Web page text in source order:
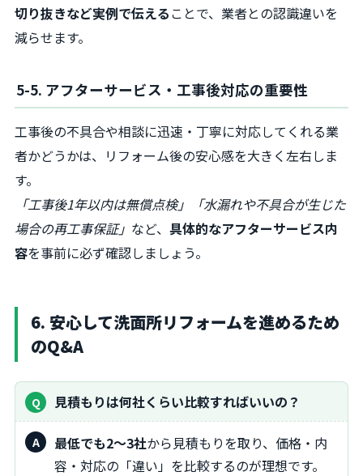
切り抜きなど実例で伝えることで、業者との認識違いを
減らせます。
5-5. アフターサービス・工事後対応の重要性
工事後の不具合や相談に迅速・丁寧に対応してくれる業
者かどうかは、リフォーム後の安心感を大きく左右しま
す。
「工事後1年以内は無償点検」「水漏れや不具合が生じた
場合の再工事保証」 など、 具体的なアフターサービス内
容を事前に必ず確認しましょう。
6. 安心して洗面所リフォームを進めるため
のQ&A
見積もりは何社くらい比較すればいいの？
最低でも2～3社から見積もりを取り、価格・内
容・対応の「違い」を比較するのが理想です。